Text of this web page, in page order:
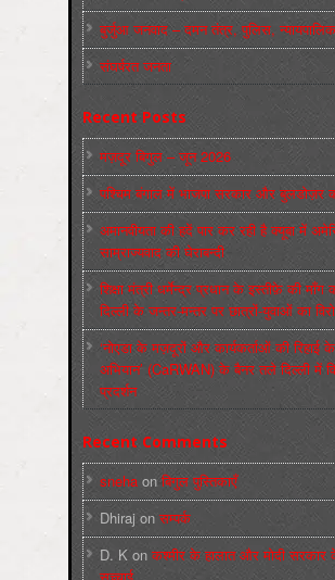
बुर्जुआ जनवाद – दमन तंत्र, पुलिस,
संघर्षरत जनता
Recent Posts
मज़दूर बिगुल – जून 2026
पश्चिम बंगाल में भाजपा सरकार और
अमानवीयता की हदें पार कर रही है क्यूबा में
साम्राज्यवाद की घेराबन्दी
शिक्षा मंत्री धर्मेन्द्र प्रधान के इस्तीफ़े की
दिल्ली के जन्तर-मन्तर पर छात्रों-युवाओं का
‘नोएडा के मज़दूरों और कार्यकर्ताओं की रिहाई
अभियान’ (CaRWAN) के बैनर तले दिल्ली में
प्रदर्शन
Recent Comments
sneha on बिगुल पुस्तिकाएँ
Dhiraj on सम्पर्क
D. K on कश्मीर के हालात और मोदी सरकार
सच्चाई